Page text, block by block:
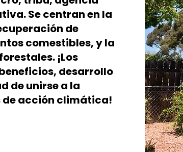
Se centran en la
de
comestibles, y la
¡Los
desarrollo
de unirse a la
de acción climática!